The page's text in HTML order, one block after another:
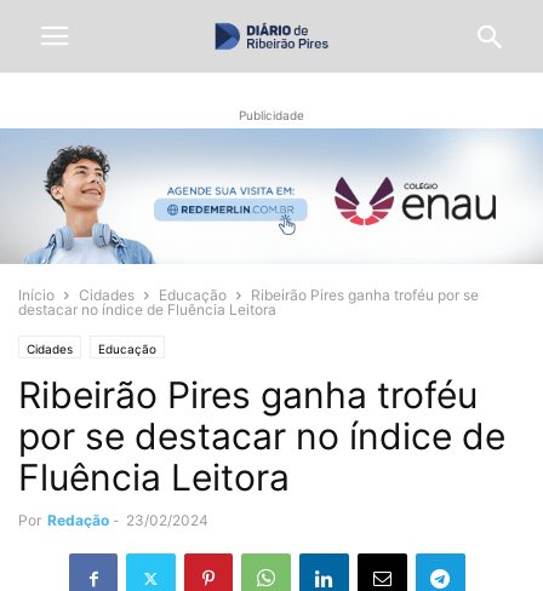
Publicidade
Início Cidades Educação
Ribeirão Pires ganha troféu por se
destacar no índice de Fluência Leitora
Cidades Educação
Ribeirão Pires ganha troféu
por se destacar no índice de
Fluência Leitora
Por Redação - 23/02/2024